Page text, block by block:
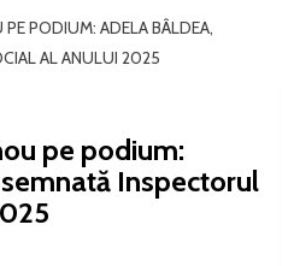
PODIUM: ADELA BÂLDEA,
AL ANULUI 2025
pe podium:
Inspectorul